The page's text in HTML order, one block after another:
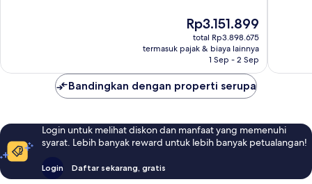
Harga
sekarang
Rp3.151.899
Rp3.151.899
total Rp3.898.675
termasuk pajak & biaya lainnya
1 Sep - 2 Sep
Bandingkan dengan properti serupa
Login untuk melihat diskon dan manfaat yang memenuhi
syarat. Lebih banyak reward untuk lebih banyak petualangan!
Login Daftar sekarang, gratis